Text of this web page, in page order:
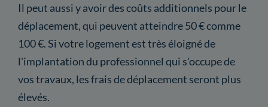
Il peut aussi y avoir des coûts additionnels pour le
déplacement, qui peuvent atteindre 50 € comme
100 €. Si votre logement est très éloigné de
l'implantation du professionnel qui s'occupe de
vos travaux, les frais de déplacement seront plus
élevés.